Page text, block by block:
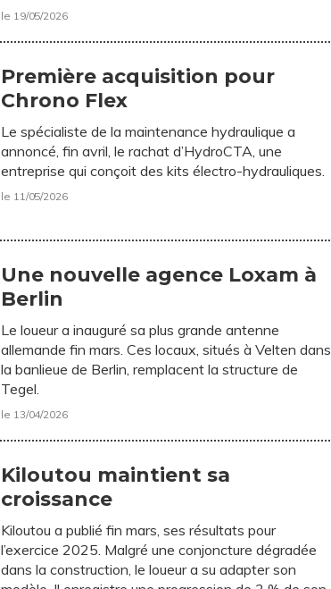
le 19/05/2026
Première acquisition pour
Chrono Flex
Le spécialiste de la maintenance hydraulique a
annoncé, fin avril, le rachat d’HydroCTA, une
entreprise qui conçoit des kits électro-hydrauliques.
le 11/05/2026
Une nouvelle agence Loxam à
Berlin
Le loueur a inauguré sa plus grande antenne
allemande fin mars. Ces locaux, situés à Velten dans
la banlieue de Berlin, remplacent la structure de
Tegel.
le 13/04/2026
Kiloutou maintient sa
croissance
Kiloutou a publié fin mars, ses résultats pour
l’exercice 2025. Malgré une conjoncture dégradée
dans la construction, le loueur a su adapter son